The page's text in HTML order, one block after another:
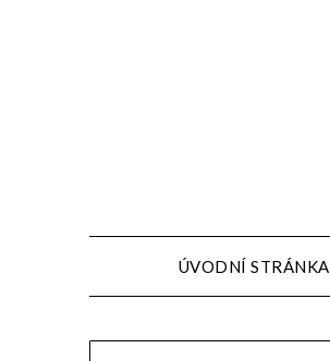
ÚVODNÍ STRÁNKA